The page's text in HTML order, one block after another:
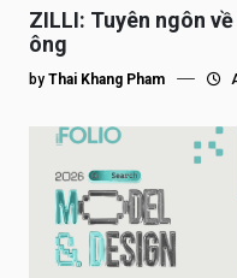
ZILLI: Tuyên ngôn
ông
by Thai Khang Pham